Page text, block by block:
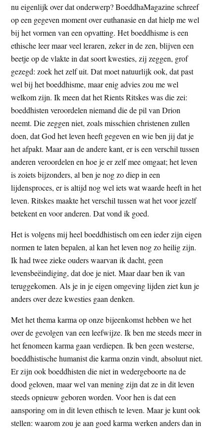
nu eigenlijk over dat onderwerp? BoeddhaMagazine schreef
op een gegeven moment over euthanasie en dat hielp me wel
bij het vormen van een opvatting. Het boeddhisme is een
ethische leer maar veel leraren, zeker in de zen, blijven een
beetje op de vlakte in dat soort kwesties, zij zeggen, grof
gezegd: zoek het zelf uit. Dat moet natuurlijk ook, dat past
wel bij het boeddhisme, maar enig advies zou me wel
welkom zijn. Ik meen dat het Rients Ritskes was die zei:
boeddhisten veroordelen niemand die de pil van Drion
neemt. Die zeggen niet, zoals misschien christenen zullen
doen, dat God het leven heeft gegeven en wie ben jij dat je
het afpakt. Maar aan de andere kant, er is een verschil tussen
anderen veroordelen en hoe je er zelf mee omgaat; het leven
is zoiets bijzonders, al ben je nog zo diep in een
lijdensproces, er is altijd nog wel iets wat waarde heeft in het
leven. Ritskes maakte het verschil tussen wat het voor jezelf
betekent en voor anderen. Dat vond ik goed.
Het is volgens mij heel boeddhistisch om een ieder zijn eigen
normen te laten bepalen, al kan het leven nog zo heilig zijn.
Ik had twee zieke ouders waarvan ik dacht, geen
levensbeëindiging, dat doe je niet. Maar daar ben ik van
teruggekomen. Als je in je eigen omgeving lijden ziet kun je
anders over deze kwesties gaan denken.
Met het thema karma op onze bijeenkomst hebben we het
over de gevolgen van een leefwijze. Ik ben me steeds meer in
het fenomeen karma gaan verdiepen. Ik ben geen westerse,
boeddhistische humanist die karma onzin vindt, absoluut niet.
Er zijn ook boeddhisten die niet in wedergeboorte na de
dood geloven, maar wel van mening zijn dat ze in dit leven
steeds opnieuw geboren worden. Voor hen is dat een
aansporing om in dit leven ethisch te leven. Maar je kunt ook
stellen: waarom zou je aan goed karma werken anders dan in